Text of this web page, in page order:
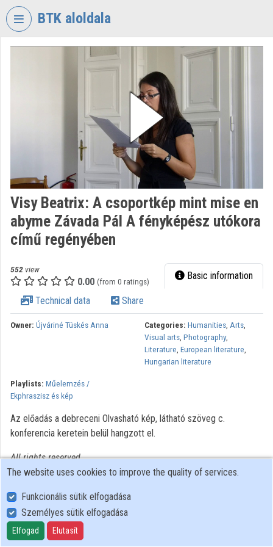
Skip header
BTK aloldala
TORIUM
Organization discovery
Categories
Organization playlists
Organizations
Contributors
Visy Beatrix: A csoportkép mint mise en
abyme Závada Pál A fényképész utókora
című regényében
552 view
0.00 (from 0 ratings) Basic information
Technical data Share
Owner: Újváriné Tüskés Anna Categories: Humanities, Arts,
Visual arts, Photography,
Literature, European literature,
Hungarian literature
Playlists: Műelemzés /
Ekphraszisz és kép
Az előadás a debreceni Olvasható kép, látható szöveg c.
konferencia keretein belül hangzott el.
All rights reserved.
User Policy
Adatkezelési tájékoztató (en)
Cookie Policy
The website uses cookies to improve the quality of services.
Funkcionális sütik elfogadása
Személyes sütik elfogadása
Elfogad Elutasít